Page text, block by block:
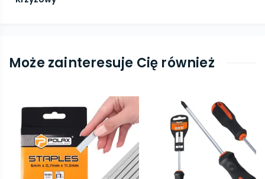
Może zainteresuje Cię również